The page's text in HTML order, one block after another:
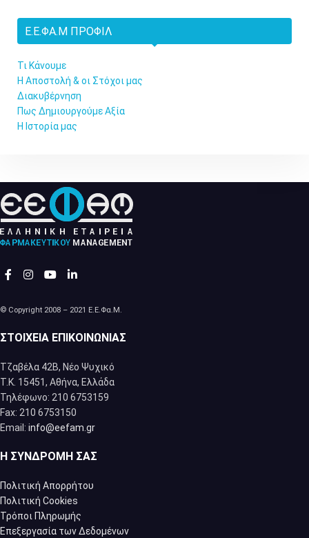
Ε.Ε.ΦΑ.Μ ΠΡΟΦΊΛ
Τι Κάνουμε
Η Αποστολή & οι Στόχοι μας
Διακυβέρνηση
Πως Δημιουργούμε Αξία
Η Ιστορία μας
© Copyright 2008 – 2021 Ε.Ε.Φα.Μ.
ΣΤΟΙΧΕΊΑ ΕΠΙΚΟΙΝΩΝΊΑΣ
Τζαβέλα 42Β, Νέο Ψυχικό
Τ.Κ. 15451, Αθήνα, Eλλάδα
Τηλέφωνο: 210 6753159
Fax: 210 6753150
Email: info@eefam.gr
Η ΣΥΝΔΡΟΜΉ ΣΑΣ
Πολιτική Απορρήτου
Πολιτική Cookies
Τρόποι Πληρωμής
Επεξεργασία των Δεδομένων